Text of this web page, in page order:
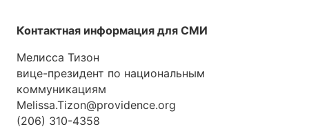
Контактная информация для СМИ
Мелисса Тизон
вице-президент по национальным
коммуникациям
Melissa.Tizon@providence.org
(206) 310-4358